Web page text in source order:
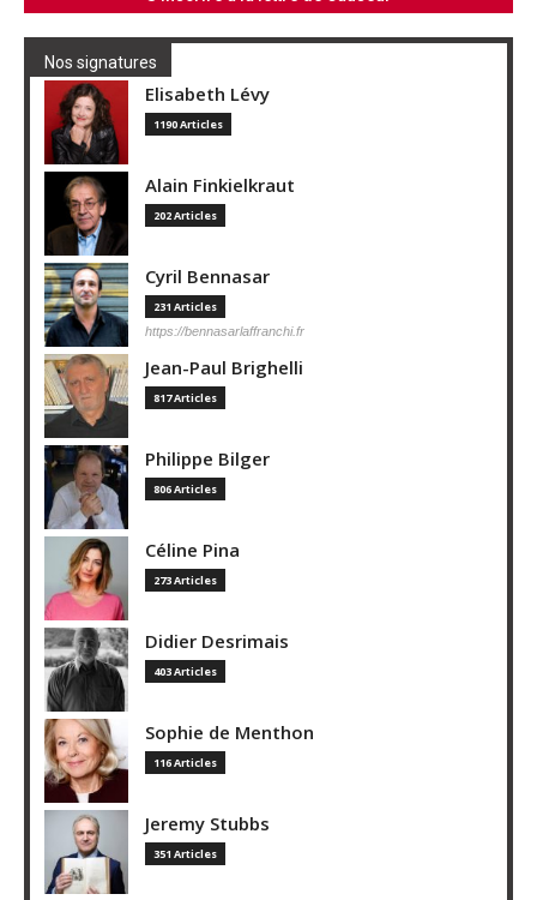
Nos signatures
Elisabeth Lévy
1190 Articles
Alain Finkielkraut
202 Articles
Cyril Bennasar
231 Articles
https://bennasarlaffranchi.fr
Jean-Paul Brighelli
817 Articles
Philippe Bilger
806 Articles
Céline Pina
273 Articles
Didier Desrimais
403 Articles
Sophie de Menthon
116 Articles
Jeremy Stubbs
351 Articles